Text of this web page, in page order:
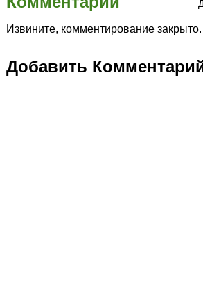
Извините, комментирование закрыто.
Добавить